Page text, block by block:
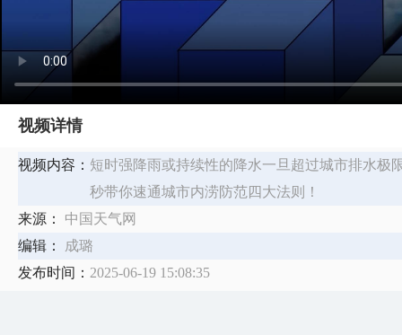
视频详情
视频内容： 短时强降雨或持续性的降水一旦超过城市排水极
秒带你速通城市内涝防范四大法则！
来源：
中国天气网
编辑：
成璐
发布时间： 2025-06-19 15:08:35